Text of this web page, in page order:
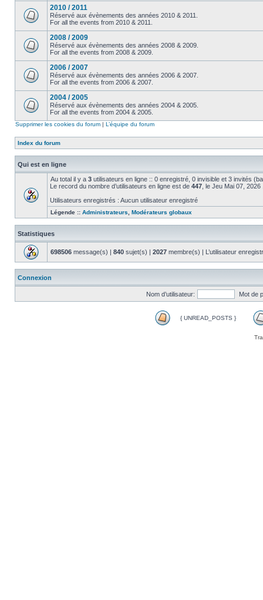
2010 / 2011
Réservé aux évènements des années 2010 & 2011.
For all the events from 2010 & 2011.
2008 / 2009
Réservé aux évènements des années 2008 & 2009.
For all the events from 2008 & 2009.
2006 / 2007
Réservé aux évènements des années 2006 & 2007.
For all the events from 2006 & 2007.
2004 / 2005
Réservé aux évènements des années 2004 & 2005.
For all the events from 2004 & 2005.
Supprimer les cookies du forum | L’équipe du forum
Index du forum
Qui est en ligne
Au total il y a 3 utilisateurs en ligne :: 0 enregistré, 0 invisible et 3 invités
Le record du nombre d’utilisateurs en ligne est de 447 , le Jeu Mai 07, 2026
Utilisateurs enregistrés : Aucun utilisateur enregistré
Légende :: Administrateurs Modérateurs globaux
Statistiques
698506 message(s) | 840 sujet(s) | 2027 membre(s) | L’utilisateur
Connexion
Nom d’utilisateur: Mot de
{ UNREAD_POSTS }